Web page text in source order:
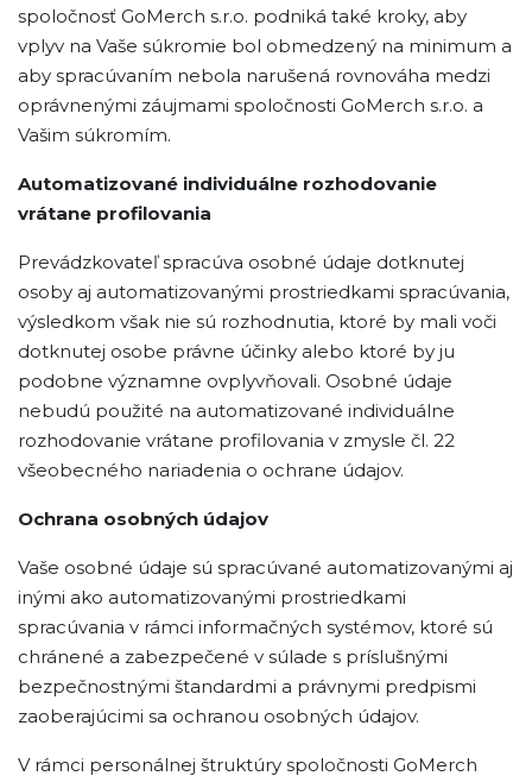
spoločnosť GoMerch s.r.o. podniká také kroky, aby
vplyv na Vaše súkromie bol obmedzený na minimum a
aby spracúvaním nebola narušená rovnováha medzi
oprávnenými záujmami spoločnosti GoMerch s.r.o. a
Vašim súkromím.
Automatizované individuálne rozhodovanie
vrátane profilovania
Prevádzkovateľ spracúva osobné údaje dotknutej
osoby aj automatizovanými prostriedkami spracúvania,
výsledkom však nie sú rozhodnutia, ktoré by mali voči
dotknutej osobe právne účinky alebo ktoré by ju
podobne významne ovplyvňovali. Osobné údaje
nebudú použité na automatizované individuálne
rozhodovanie vrátane profilovania v zmysle čl. 22
všeobecného nariadenia o ochrane údajov.
Ochrana osobných údajov
Vaše osobné údaje sú spracúvané automatizovanými aj
inými ako automatizovanými prostriedkami
spracúvania v rámci informačných systémov, ktoré sú
chránené a zabezpečené v súlade s príslušnými
bezpečnostnými štandardmi a právnymi predpismi
zaoberajúcimi sa ochranou osobných údajov.
V rámci personálnej štruktúry spoločnosti GoMerch